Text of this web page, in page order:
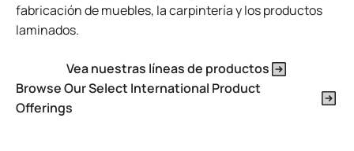
fabricación de muebles, la carpintería y los productos
laminados.
Vea nuestras líneas de productos
Browse Our Select International Product
Offerings